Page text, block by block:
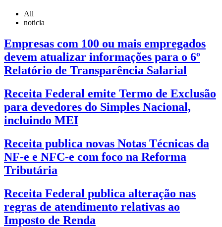
All
noticia
Empresas com 100 ou mais empregados
devem atualizar informações para o 6º
Relatório de Transparência Salarial
Receita Federal emite Termo de Exclusão
para devedores do Simples Nacional,
incluindo MEI
Receita publica novas Notas Técnicas da
NF-e e NFC-e com foco na Reforma
Tributária
Receita Federal publica alteração nas
regras de atendimento relativas ao
Imposto de Renda